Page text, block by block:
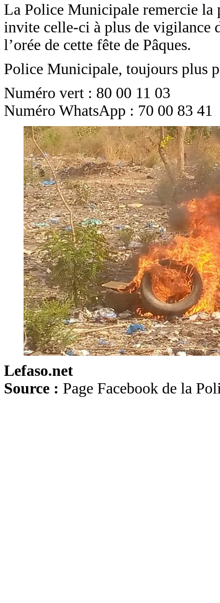
La Police Municipale remercie
invite celle-ci à plus de vigilance
l’orée de cette fête de Pâques.
Police Municipale, toujours plus
Numéro vert : 80 00 11 03
Numéro WhatsApp : 70 00 83 41
Lefaso.net
Source : Page Facebook de la